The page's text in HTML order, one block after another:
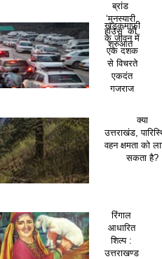
ब्रांड
‘मुनस्यारी
हाउस’ की
शुरुआत
खड़कमाफी
के जीवन में
एक दशक
से विचरते
एकदंत
गजराज
क्या
उत्तराखंड,
वहन क्षमता को
सकता है?
रिंगाल
आधारित
शिल्प :
उत्तराखण्ड